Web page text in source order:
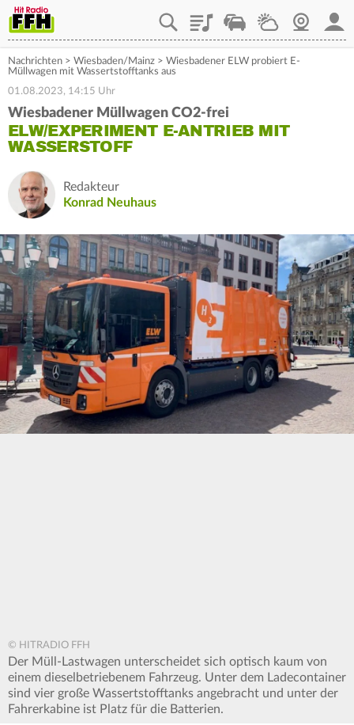
PlaylistStaupilotWetterWebcam
Nachrichten > Wiesbaden/Mainz > Wiesbadener ELW probiert E-
Müllwagen mit Wassertstofftanks aus
01.08.2023, 14:15 Uhr
Wiesbadener Müllwagen CO2-frei
ELW/EXPERIMENT E-ANTRIEB MIT
WASSERSTOFF
Redakteur
Konrad Neuhaus
© HITRADIO FFH
Der Müll-Lastwagen unterscheidet sich optisch kaum von
einem dieselbetriebenem Fahrzeug. Unter dem Ladecontainer
sind vier große Wassertstofftanks angebracht und unter der
Fahrerkabine ist Platz für die Batterien.